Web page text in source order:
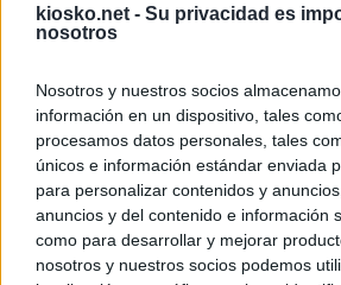
kiosko.net - Su privacidad es
nosotros
Nosotros y nuestros socios
información en un dispositivo, tales
procesamos datos personales, tales
únicos e información estándar enviada
para personalizar contenidos y
anuncios y del contenido e información
como para desarrollar y mejorar
nosotros y nuestros socios podemos